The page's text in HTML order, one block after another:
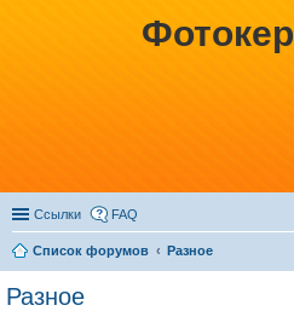
Ссылки FAQ
Список форумов
Разное
Разное